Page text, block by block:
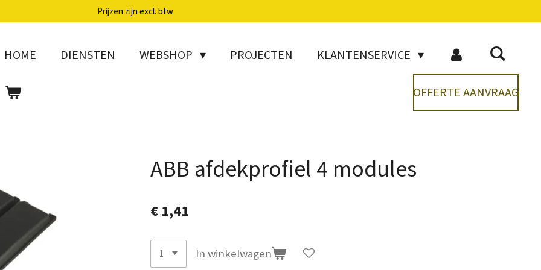
Prijzen zijn excl. btw
HOME DIENSTEN WEBSHOP PROJECTEN KLANTENSERVICE
OFFERTE AANVRAAG
ABB afdekprofiel 4 modules
€ 1,41
In winkelwagen